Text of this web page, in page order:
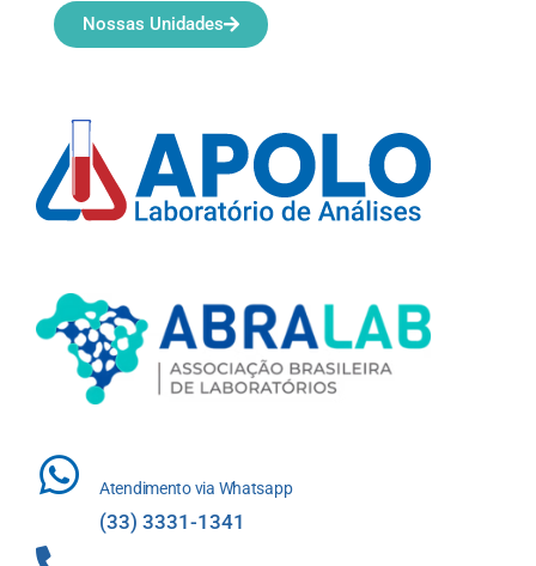
Atendimento via Whatsapp
(33) 3331-1341
Nossas Unidades